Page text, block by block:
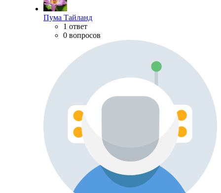
Пума Тайланд
1 ответ
0 вопросов